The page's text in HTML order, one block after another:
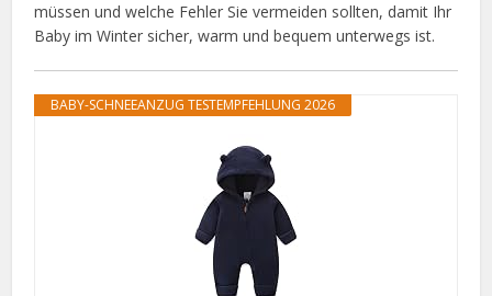
müssen und welche Fehler Sie vermeiden sollten, damit Ihr
Baby im Winter sicher, warm und bequem unterwegs ist.
BABY-SCHNEEANZUG TESTEMPFEHLUNG 2026